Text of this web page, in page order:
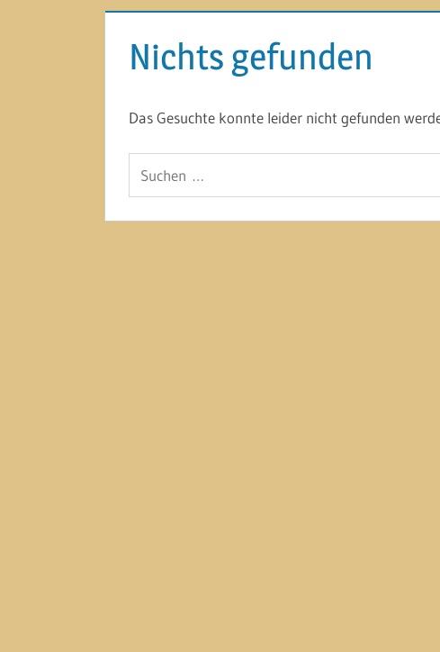
Nichts gefunden
Das Gesuchte konnte leider nicht gefunden
Suchen
nach: